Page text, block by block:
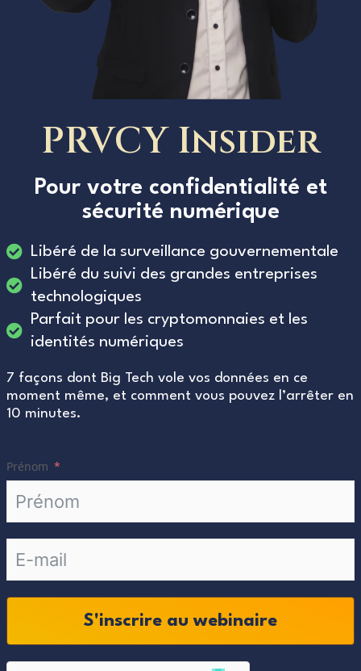
PRVCY Insider
Pour votre confidentialité et
sécurité numérique
Libéré de la surveillance gouvernementale
Libéré du suivi des grandes entreprises
technologiques
Parfait pour les cryptomonnaies et les
identités numériques
7 façons dont Big Tech vole vos données en ce
moment même, et comment vous pouvez l’arrêter en
10 minutes.
Prénom
S'inscrire au webinaire